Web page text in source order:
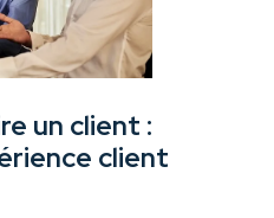
un client :
client